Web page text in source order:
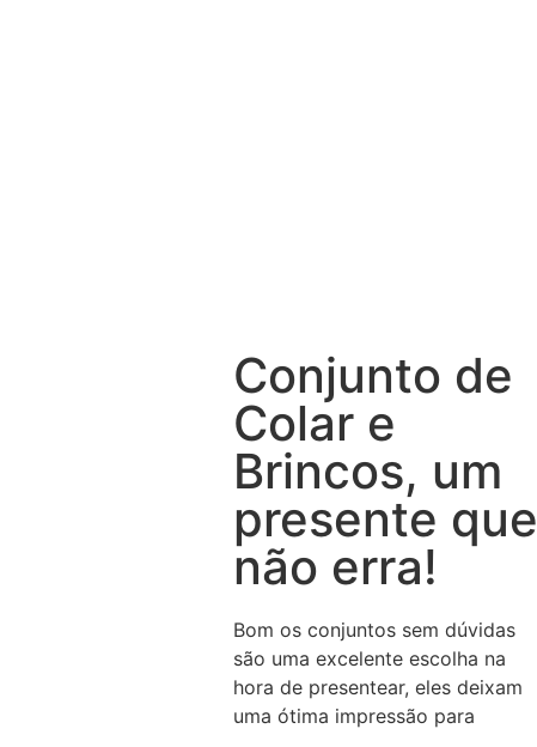
Conjunto de
Colar e
Brincos, um
presente que
não erra!
Bom os conjuntos sem dúvidas
são uma excelente escolha na
hora de presentear, eles deixam
uma ótima impressão para